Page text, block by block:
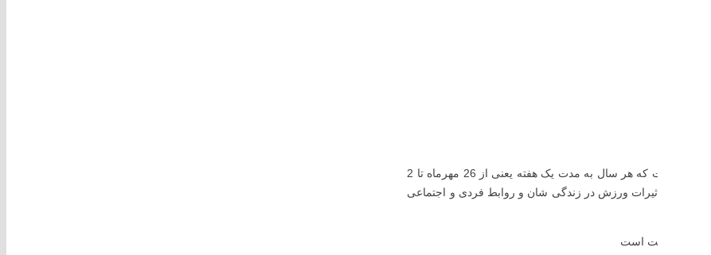
در تقویم رسمی ایران 26 مهرماه به عنوان روز ورزش و تربیت بدنی نامگذاری شده است که هر سال به مدت یک هفته یعنی از 26 مهرماه تا 2
اهمیت و تاثیرات ورزش در زندگی شان و روابط فردی و اجتماعی
جامعه اهمیت است